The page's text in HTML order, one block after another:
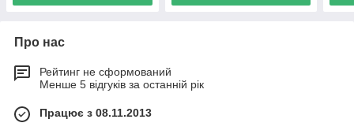
Про нас
Рейтинг не сформований
Менше 5 відгуків за останній рік
Працює з 08.11.2013